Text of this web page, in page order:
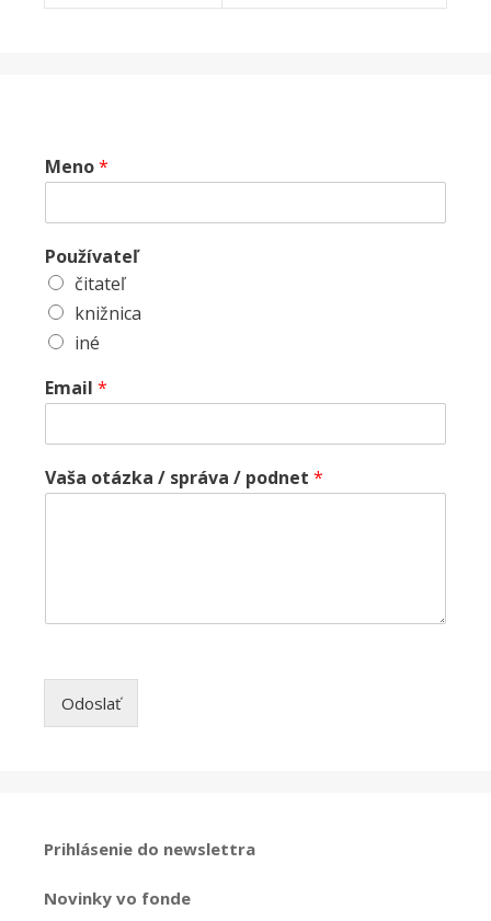
Meno*
Používateľ
čitateľ
knižnica
iné
Email *
Vaša otázka / správa / podnet *
Odoslať
Prihlásenie do newslettra
Novinky vo fonde